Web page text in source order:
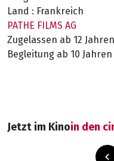
Land : Frankreich
PATHE FILMS AG
Zugelassen ab 12
Begleitung ab 10 Jahren
Jetzt im Kinoin den